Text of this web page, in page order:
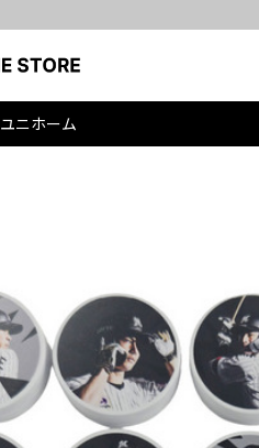
ユニホーム